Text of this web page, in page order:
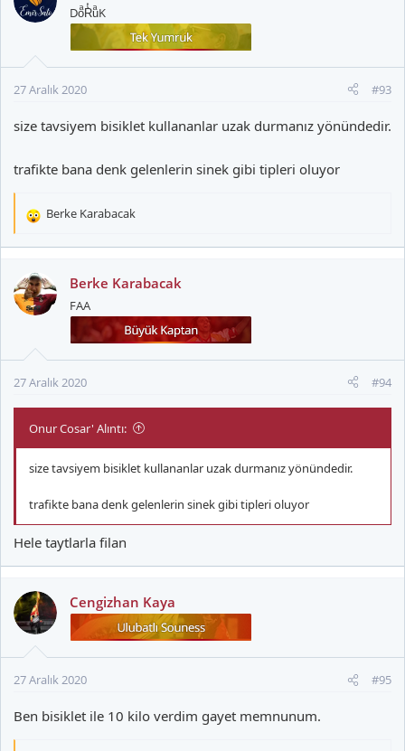
DoͣRͭuͣK
27 Aralık 2020 #93
size tavsiyem bisiklet kullananlar uzak durmanız yönündedir.
trafikte bana denk gelenlerin sinek gibi tipleri oluyor
T
k
i
l
Berke Karabacak
Berke Karabacak
FAA
27 Aralık 2020 #94
Onur Cosar' Alıntı:
size tavsiyem bisiklet kullananlar uzak durmanız yönündedir.
trafikte bana denk gelenlerin sinek gibi tipleri oluyor
Hele taytlarla filan
Cengizhan Kaya
27 Aralık 2020 #95
Ben bisiklet ile 10 kilo verdim gayet memnunum.